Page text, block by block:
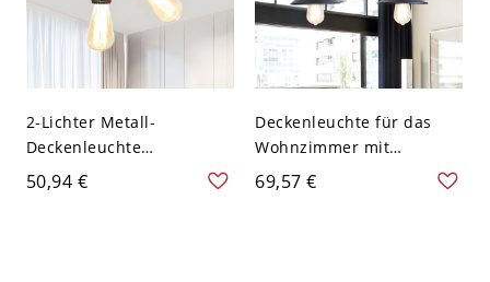
2-Lichter Metall-
Deckenleuchte
Bauernbronze Offene
Glühbirne Wohnzimmer
50,94 €
Deckenleuchte für das
Wohnzimmer mit
Wasserrohr-Design,
schwarzes Metall,
69,57 €